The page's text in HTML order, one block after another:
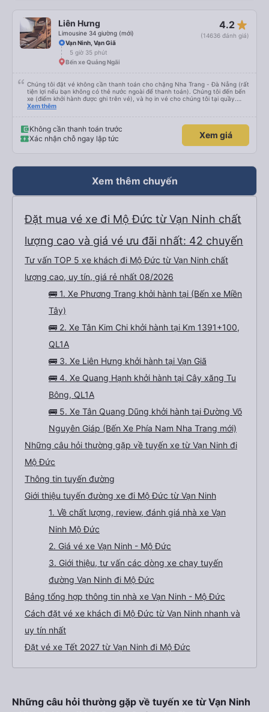
Liên Hưng
Limousine 34 giường (mới)
4.2 star_rate
(14636 đánh giá)
Vạn Ninh, Vạn Giã
5 giờ 35 phút
Bến xe Quảng Ngãi
Chúng tôi đặt vé không cần thanh toán cho chặng Nha Trang - Đà Nẵng (rất
tiện lợi nếu bạn không có thẻ nước ngoài để thanh toán). Chúng tôi đến bến
xe (điểm khởi hành được ghi trên vé), và họ in vé cho chúng tôi tại quầy.
Chúng tôi cũng quyết định mua vé chiều về trực tiếp tại quầy, vì giá vé trên
ấm hoặc áo khoác mỏng, vì thỉnh thoảng trời khá lạnh, và chăn mền thì hơi
cũ, nhưng vẫn có sẵn. Cổng USB để sạc điện thoại hoạt động tốt, và có giấy
vệ sinh. Mọi thứ khá sạch sẽ. Chúng tôi trở về từ Đà Nẵng (bến xe Đà Nẵng,
suốt chuyến đi, và có thể sẽ có những điểm dừng chân. Tôi khuyên bạn nên
chọn công ty này và đặt chỗ ngồi VIP.
Xem thêm
Không cần thanh toán trước
Xác nhận chỗ ngay lập tức
Xem giá
Xem thêm chuyến
Đặt mua vé xe đi Mộ Đức từ Vạn Ninh chất
lượng cao và giá vé ưu đãi nhất: 42 chuyến
Tư vấn TOP 5 xe khách đi Mộ Đức từ Vạn Ninh chất
lượng cao, uy tín, giá rẻ nhất 08/2026
🚌 1. Xe Phương Trang khởi hành tại (Bến xe Miền
Tây)
🚌 2. Xe Tân Kim Chi khởi hành tại Km 1391+100,
QL1A
🚌 3. Xe Liên Hưng khởi hành tại Vạn Giã
🚌 4. Xe Quang Hạnh khởi hành tại Cây xăng Tu
Bông, QL1A
🚌 5. Xe Tân Quang Dũng khởi hành tại Đường Võ
Nguyên Giáp (Bến Xe Phía Nam Nha Trang mới)
Những câu hỏi thường gặp về tuyến xe từ Vạn Ninh đi
Mộ Đức
Thông tin tuyến đường
Giới thiệu tuyến đường xe đi Mộ Đức từ Vạn Ninh
1. Về chất lượng, review, đánh giá nhà xe Vạn
Ninh Mộ Đức
2. Giá vé xe Vạn Ninh - Mộ Đức
3. Giới thiệu, tư vấn các dòng xe chạy tuyến
đường Vạn Ninh đi Mộ Đức
Bảng tổng hợp thông tin nhà xe Vạn Ninh - Mộ Đức
Cách đặt vé xe khách đi Mộ Đức từ Vạn Ninh nhanh và
uy tín nhất
Đặt vé xe Tết 2027 từ Vạn Ninh đi Mộ Đức
Những câu hỏi thường gặp về tuyến xe từ Vạn Ninh